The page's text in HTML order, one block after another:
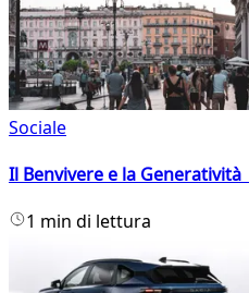
Sociale
Il Benvivere e la
1 min di lettura